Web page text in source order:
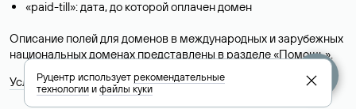
«paid-till»: дата, до которой оплачен домен
Описание полей для доменов в международных и зарубежных
национальных доменах представлены в разделе «Помощь».
Условия использования Whois-сервиса
Руцентр используетрекомендательные
технологииифайлы куки